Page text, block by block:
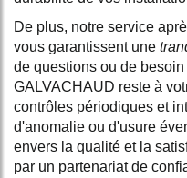
De plus, notre service
vous garantissent une
de questions ou de
GALVACHAUD reste à
contrôles périodiques et
d'anomalie ou d'usure
envers la qualité et la
par un partenariat de